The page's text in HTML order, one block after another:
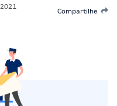
Compartilhe